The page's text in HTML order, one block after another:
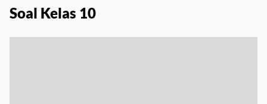
Soal Kelas 10